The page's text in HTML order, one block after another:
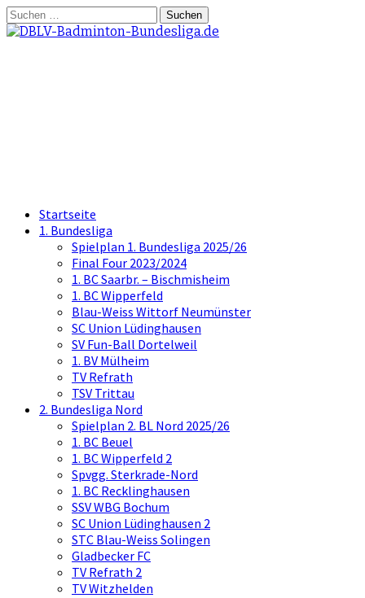
Springe
zum
Suchen
nach:
Startseite
1. Bundesliga
Spielplan 1. Bundesliga 2025/26
Final Four 2023/2024
1. BC Saarbr. – Bischmisheim
1. BC Wipperfeld
Blau-Weiss Wittorf Neumünster
SC Union Lüdinghausen
SV Fun-Ball Dortelweil
1. BV Mülheim
TV Refrath
TSV Trittau
2. Bundesliga Nord
Spielplan 2. BL Nord 2025/26
1. BC Beuel
1. BC Wipperfeld 2
Spvgg. Sterkrade-Nord
1. BC Recklinghausen
SSV WBG Bochum
SC Union Lüdinghausen 2
STC Blau-Weiss Solingen
Gladbecker FC
TV Refrath 2
TV Witzhelden